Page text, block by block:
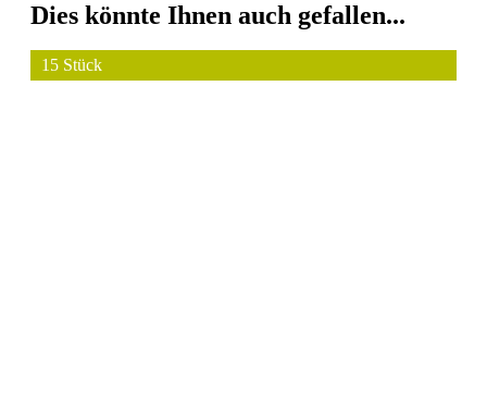
Dies könnte Ihnen auch gefallen...
15 Stück